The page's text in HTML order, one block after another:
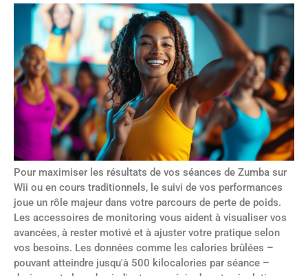
Pour maximiser les résultats de vos séances de Zumba sur
Wii ou en cours traditionnels, le suivi de vos performances
joue un rôle majeur dans votre parcours de perte de poids.
Les accessoires de monitoring vous aident à visualiser vos
avancées, à rester motivé et à ajuster votre pratique selon
vos besoins. Les données comme les calories brûlées –
pouvant atteindre jusqu'à 500 kilocalories par séance –